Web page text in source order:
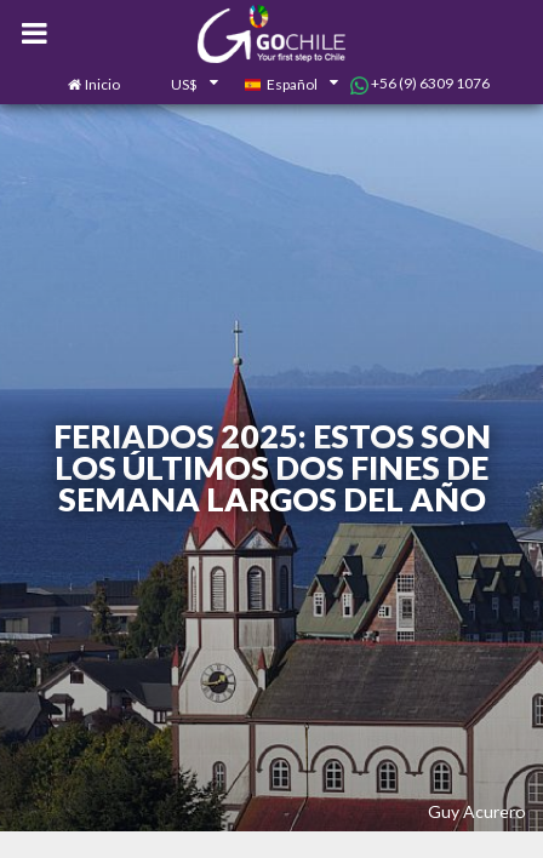
Inicio US$ Español +56 (9) 6309 1076
Contáctanos
FERIADOS 2025: ESTOS SON
LOS ÚLTIMOS DOS FINES DE
SEMANA LARGOS DEL AÑO
Guy Acurero